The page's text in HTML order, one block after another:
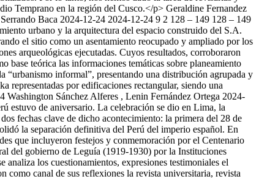
Temprano en la región del Cusco.</p> Geraldine Fernandez
Baca 2024-12-24 2024-12-24 9 2 128 – 149 128 – 149
urbano y la arquitectura del espacio construido del S.A.
el sitio como un asentamiento reocupado y ampliado por los
arqueológicas ejecutadas. Cuyos resultados, corroboraron
teórica las informaciones temáticas sobre planeamiento
“urbanismo informal”, presentando una distribución agrupada y
representadas por edificaciones rectangular, siendo una
Washington Sánchez Alferes , Lenin Fernández Ortega 2024-
estuvo de aniversario. La celebración se dio en Lima, la
fechas clave de dicho acontecimiento: la primera del 28 de
la separación definitiva del Perú del imperio español. En
que incluyeron festejos y conmemoración por el Centenario
del gobierno de Leguía (1919-1930) por la Instituciones
los cuestionamientos, expresiones testimoniales el
como canal de sus reflexiones la revista universitaria, revista